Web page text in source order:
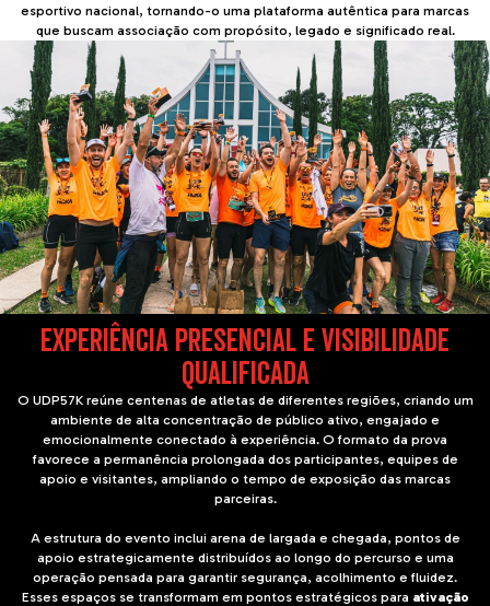
esportivo nacional, tornando-o uma plataforma autêntica para marcas
que buscam associação com propósito, legado e significado real.
EXPERIÊNCIA PRESENCIAL E VISIBILIDADE
QUALIFICADA
O UDP57K reúne centenas de atletas de diferentes regiões, criando um
ambiente de alta concentração de público ativo, engajado e
emocionalmente conectado à experiência. O formato da prova
favorece a permanência prolongada dos participantes, equipes de
apoio e visitantes, ampliando o tempo de exposição das marcas
parceiras.
A estrutura do evento inclui arena de largada e chegada, pontos de
apoio estrategicamente distribuídos ao longo do percurso e uma
operação pensada para garantir segurança, acolhimento e fluidez.
Esses espaços se transformam em pontos estratégicos para ativação